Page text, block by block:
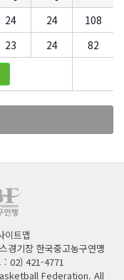
24 24
108
23 24 82
이트맵
경기장 한국중고농구연맹
: 02) 421-4771
Federation. All